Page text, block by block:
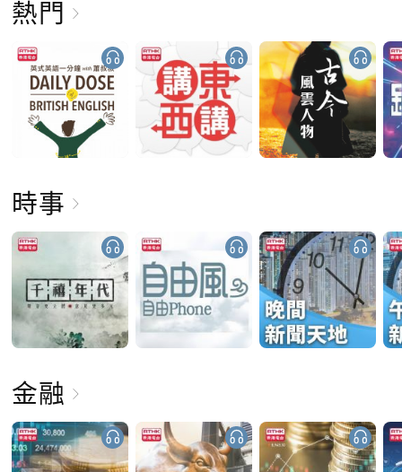
熱門
時事
金融